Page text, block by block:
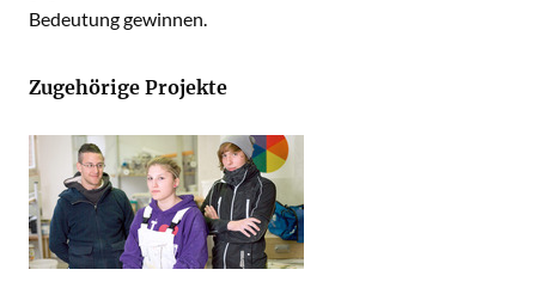
Bedeutung gewinnen.
Zugehörige Projekte